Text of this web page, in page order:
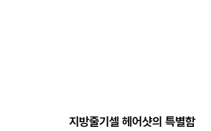
지방줄기셀 헤어샷의 특별함